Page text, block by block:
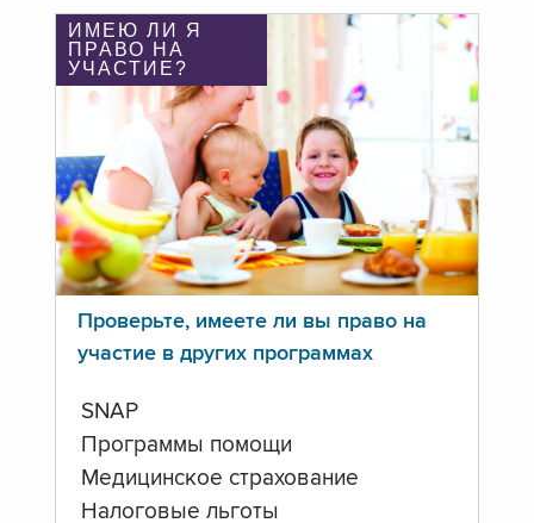
ИМЕЮ ЛИ Я
ПРАВО НА
УЧАСТИЕ?
Проверьте, имеете ли вы право на
участие в других программах
SNAP
Программы помощи
Медицинское страхование
Налоговые льготы